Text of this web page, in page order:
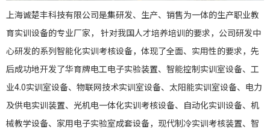
上海诚楚丰科技有限公司是集研发、生产、销售为一体的生产职业教
育实训设备的专业厂家， 针对我国人才培养培训的要求，公司研发中
心研发的系列智能化实训考核设备，体现了全面、实用性的要求，先
后成功地开发了华育牌电工电子实验装置、智能控制实训室设备、工
业4.0实训室设备、物联网技术实训室设备、太阳能实训室设备、电力
及供电实训装置、光机电一体化实训考核设备、自动化实训设备、机
械教学设备、家用电子实验室成套设备，现代制冷实训考核装置、智